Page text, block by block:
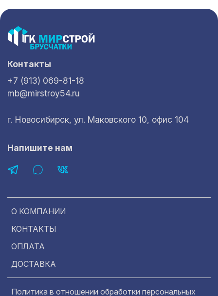
О КОМПАНИИ
КОНТАКТЫ
ОПЛАТА
ДОСТАВКА
Политика в отношении обработки персональных
Контакты
+7 (913) 069-81-18
mb@mirstroy54.ru
г. Новосибирск, ул. Маковского 10, офис 104
Напишите нам